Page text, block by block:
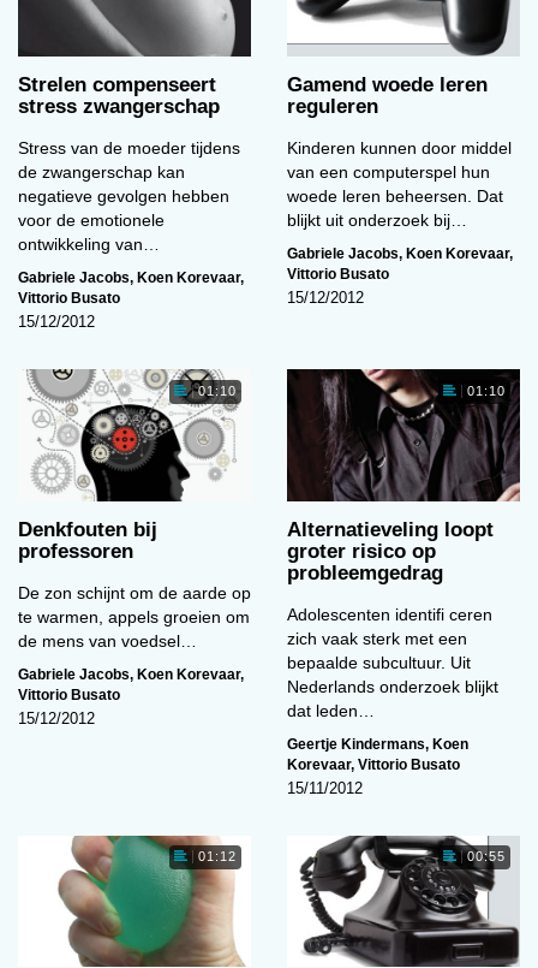
Strelen compenseert
stress zwangerschap
Stress van de moeder tijdens
de zwangerschap kan
negatieve gevolgen hebben
voor de emotionele
ontwikkeling van…
Gabriele Jacobs, Koen Korevaar,
Vittorio Busato
15/12/2012
Gamend woede leren
reguleren
Kinderen kunnen door middel
van een computerspel hun
woede leren beheersen. Dat
blijkt uit onderzoek bij…
Gabriele Jacobs, Koen Korevaar,
Vittorio Busato
15/12/2012
01:10
Denkfouten bij
professoren
De zon schijnt om de aarde op
te warmen, appels groeien om
de mens van voedsel…
Gabriele Jacobs, Koen Korevaar,
Vittorio Busato
15/12/2012
01:10
Alternatieveling loopt
groter risico op
probleemgedrag
Adolescenten identifi ceren
zich vaak sterk met een
bepaalde subcultuur. Uit
Nederlands onderzoek blijkt
dat leden…
Geertje Kindermans, Koen
Korevaar, Vittorio Busato
15/11/2012
01:12 00:55